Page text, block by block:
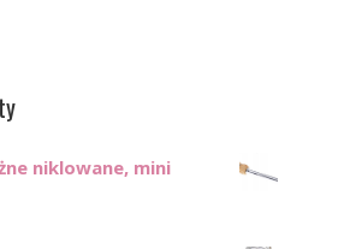
niklowane, mini